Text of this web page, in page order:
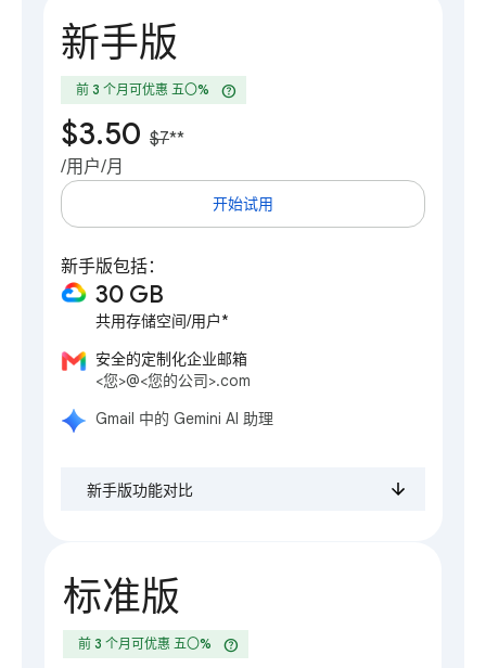
新手版
前 3 个月可优惠 五〇% help
$3.50 $7**
/用户/月
开始试用
新手版包括：
30 GB
共用存储空间/用户*
安全的定制化企业邮箱
<您>@<您的公司>.com
Gmail 中的 Gemini AI 助理
新手版功能对比
标准版
前 3 个月可优惠 五〇% help